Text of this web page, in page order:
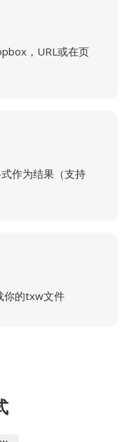
，URL或在页
作为结果（支持
你的txw文件